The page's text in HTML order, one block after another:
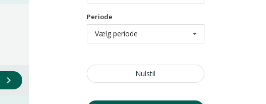
Periode
Vælg periode
Nulstil